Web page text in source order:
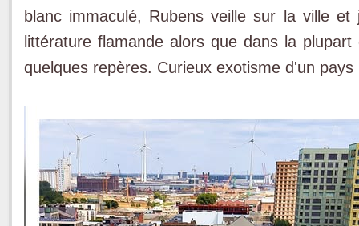
blanc immaculé, Rubens veille sur la ville
littérature flamande alors que dans la
quelques repères. Curieux exotisme d'un pays